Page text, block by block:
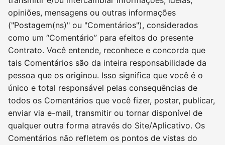
opiniões, mensagens ou outras informações
("Postagem(ns)" ou "Comentários"), considerados
como um “Comentário” para efeitos do presente
Contrato. Você entende, reconhece e concorda que
tais Comentários são da inteira responsabilidade da
pessoa que os originou. Isso significa que você é o
único e total responsável pelas consequências de
todos os Comentários que você fizer, postar, publicar,
enviar via e-mail, transmitir ou tornar disponível de
qualquer outra forma através do Site/Aplicativo. Os
Comentários não refletem os pontos de vistas do